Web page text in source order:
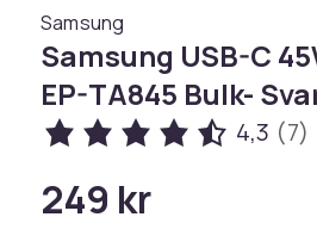
Samsung
Samsung USB-C
EP-TA845 Bulk-
4,3 (7)
249 kr